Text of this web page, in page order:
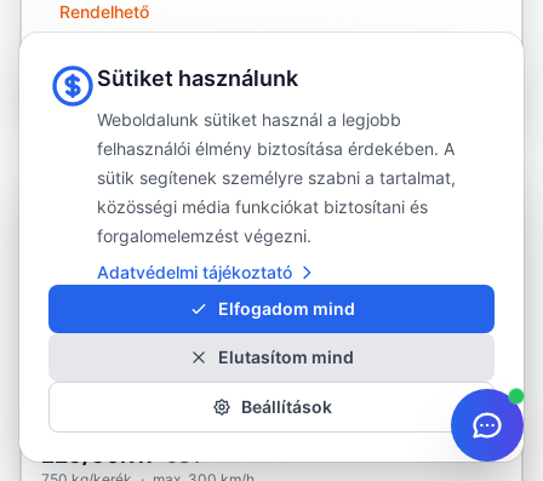
Rendelhető
Részletek és rendelés
KORMORAN
225/50R17
Kép hamarosan
KÜLSŐ RAKTÁR
KORMORAN
Ultra High Performance
98Y
Sütiket használunk
Weboldalunk sütiket használ a legjobb
felhasználói élmény biztosítása érdekében. A
sütik segítenek személyre szabni a tartalmat,
közösségi média funkciókat biztosítani és
forgalomelemzést végezni.
Adatvédelmi tájékoztató
Elfogadom mind
Elutasítom mind
Beállítások